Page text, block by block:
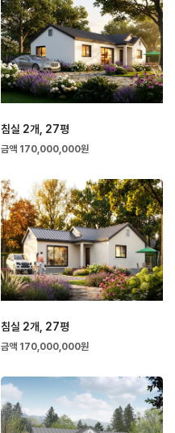
침실 2개, 27평
금액 170,000,000원
침실 2개, 27평
금액 170,000,000원